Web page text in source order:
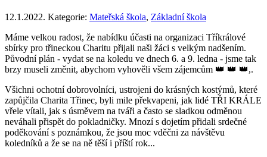
12.1.2022. Kategorie: Mateřská škola, Základní škola
Máme velkou radost, že nabídku účasti na organizaci Tříkrálové
sbírky pro třineckou Charitu přijali naši žáci s velkým nadšením.
Původní plán - vydat se na koledu ve dnech 6. a 9. ledna - jsme tak
brzy museli změnit, abychom vyhověli všem zájemcům 👑 👑 👑,.
Všichni ochotní dobrovolníci, ustrojeni do krásných kostýmů, které
zapůjčila Charita Třinec, byli mile překvapeni, jak lidé TŘI KRÁLE
vřele vítali, jak s úsměvem na tváři a často se sladkou odměnou
neváhali přispět do pokladničky. Mnozí s dojetím přidali srdečné
poděkování s poznámkou, že jsou moc vděčni za návštěvu
koledníků a že se na ně těší i příští rok...